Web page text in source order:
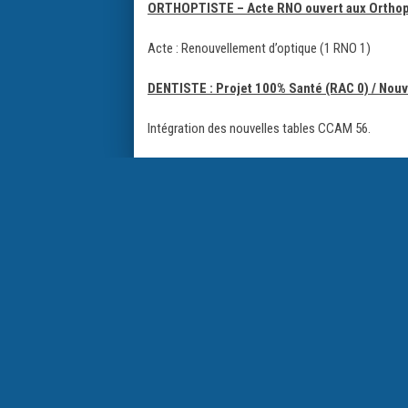
ORTHOPTISTE – Acte RNO ouvert aux
Acte : Renouvellement d’optique (1 RNO 1)
DENTISTE : Projet 100% Santé (RAC 0) /
Intégration des nouvelles tables CCAM 56.